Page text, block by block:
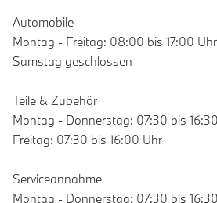
Automobile
Montag - Freitag: 08:00 bis 17:00 Uhr
Samstag geschlossen
Teile & Zubehör
Montag - Donnerstag: 07:30 bis
Freitag: 07:30 bis 16:00 Uhr
Serviceannahme
Montag - Donnerstag: 07:30 bis